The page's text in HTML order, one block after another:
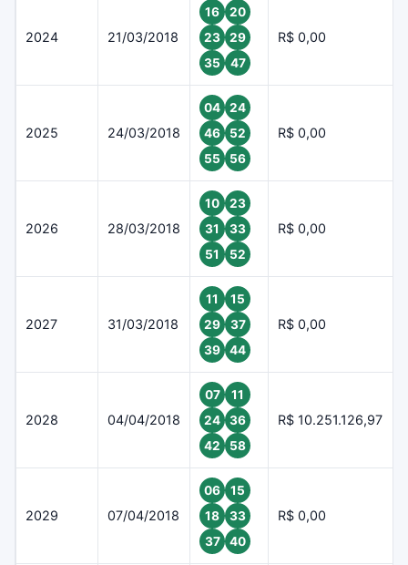
2024 21/03/2018
16
20
23
29
35
47
R$ 0,00
2025 24/03/2018
04
24
46
52
55
56
R$ 0,00
2026 28/03/2018
10
23
31
33
51
52
R$ 0,00
2027 31/03/2018
11
15
29
37
39
44
R$ 0,00
2028 04/04/2018
07
11
24
36
42
58
R$ 10.251.126,97
2029 07/04/2018
06
15
18
33
37
40
R$ 0,00